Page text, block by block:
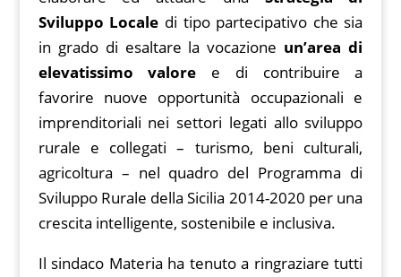
Sviluppo Locale di tipo partecipativo che sia
in grado di esaltare la vocazione un’area di
elevatissimo valore e di contribuire a
favorire nuove opportunità occupazionali e
imprenditoriali nei settori legati allo sviluppo
rurale e collegati – turismo, beni culturali,
agricoltura – nel quadro del Programma di
Sviluppo Rurale della Sicilia 2014-2020 per una
crescita intelligente, sostenibile e inclusiva.
Il sindaco Materia ha tenuto a ringraziare tutti